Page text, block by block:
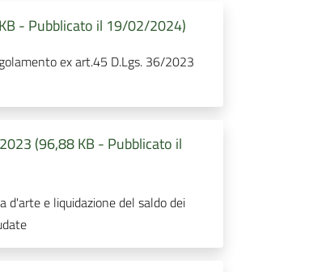
- Pubblicato il 19/02/2024)
ex art.45 D.Lgs. 36/2023
(96,88 KB - Pubblicato il
d'arte e liquidazione del saldo dei